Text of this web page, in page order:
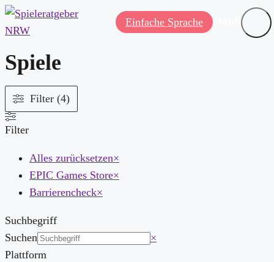
Einfache Sprache Menü
Spiele
Filter (4)
Filter
Alles zurücksetzen×
EPIC Games Store×
Barrierencheck×
Suchbegriff
Suchen
×
Plattform